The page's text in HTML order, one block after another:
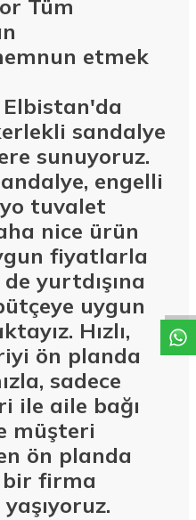
Tüm
etmek
sandalye
sunuyoruz.
engelli
tuvalet
nice ürün
fiyatlarla
yurtdışına
uygun
Hızlı,
ön planda
sadece
ile aile bağı
müşteri
ön planda
firma